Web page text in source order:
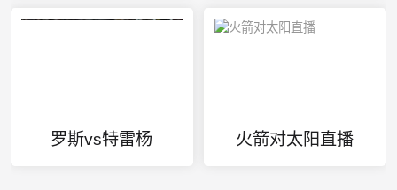
罗斯vs特雷杨 火箭对太阳直播